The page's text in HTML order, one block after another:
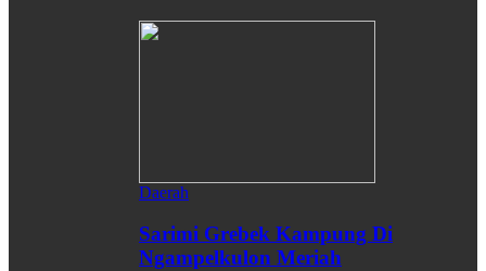
Daerah
Sarimi Grebek Kampung Di
Ngampelkulon Meriah